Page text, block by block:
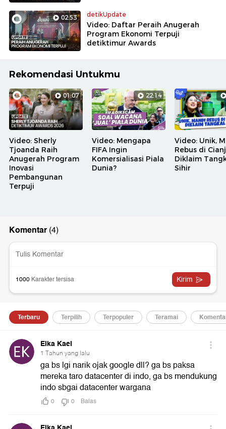
02:53 detikUpdate
Video: Daftar Peraih Anugerah
Program Ekonomi Terpuji
detiktimur Awards
Rekomendasi Untukmu
01:07
Video: Sherly
Tjoanda Raih
Anugerah Program
Inovasi
Pembangunan
Terpuji
22:14
Video: Mengapa
FIFA Ingin
Komersialisasi Piala
Dunia?
Video: Unik,
Rebus di
Diklaim
Sihir